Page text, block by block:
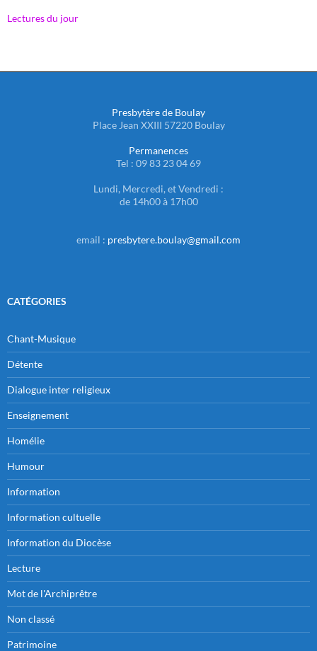
Lectures du jour
Presbytère de Boulay
Place Jean XXIII 57220 Boulay
Permanences
Tel : 09 83 23 04 69
Lundi, Mercredi, et Vendredi :
de 14h00 à 17h00
email : presbytere.boulay@gmail.com
CATÉGORIES
Chant-Musique
Détente
Dialogue inter religieux
Enseignement
Homélie
Humour
Information
Information cultuelle
Information du Diocèse
Lecture
Mot de l'Archiprêtre
Non classé
Patrimoine